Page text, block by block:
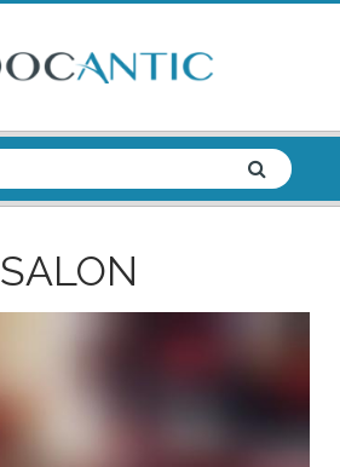
SALON